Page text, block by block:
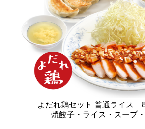
よだれ鶏セット 普通ライス
焼餃子・ライス・スープ